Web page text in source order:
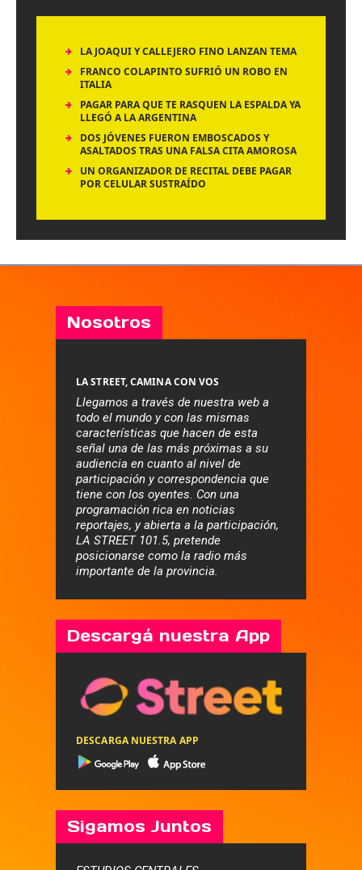
LA JOAQUI Y CALLEJERO FINO LANZAN TEMA
FRANCO COLAPINTO SUFRIÓ UN ROBO EN
ITALIA
PAGAR PARA QUE TE RASQUEN LA ESPALDA YA
LLEGÓ A LA ARGENTINA
DOS JÓVENES FUERON EMBOSCADOS Y
ASALTADOS TRAS UNA FALSA CITA AMOROSA
UN ORGANIZADOR DE RECITAL DEBE PAGAR
POR CELULAR SUSTRAÍDO
Nosotros
LA STREET, CAMINA CON VOS
Llegamos a través de nuestra web a
todo el mundo y con las mismas
características que hacen de esta
señal una de las más próximas a su
audiencia en cuanto al nivel de
participación y correspondencia que
tiene con los oyentes. Con una
programación rica en noticias
reportajes, y abierta a la participación,
LA STREET 101.5, pretende
posicionarse como la radio más
importante de la provincia.
Descargá nuestra App
DESCARGA NUESTRA APP
Sigamos Juntos